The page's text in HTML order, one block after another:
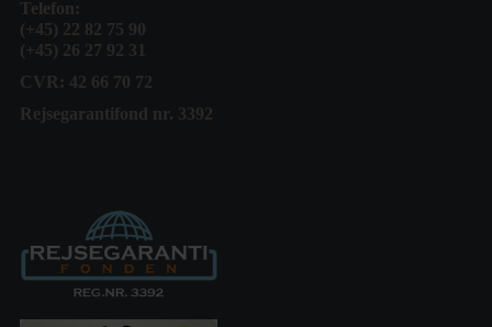
Telefon:
(+45) 22 82 75 90
(+45) 26 27 92 31
CVR: 42 66 70 72
Rejsegarantifond nr. 3392